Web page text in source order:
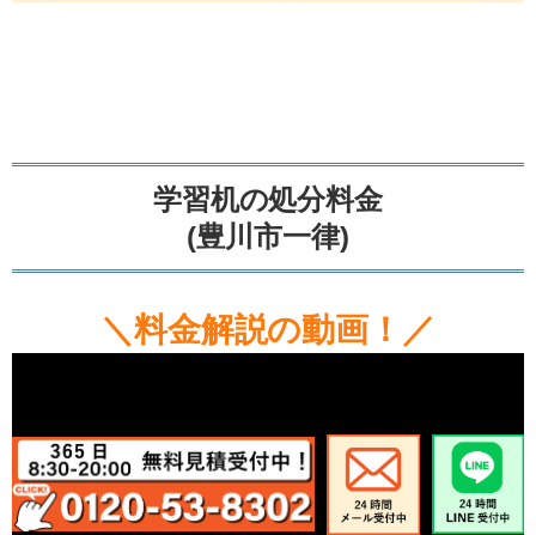
学習机の処分料金
(豊川市一律)
＼料金解説の動画！／